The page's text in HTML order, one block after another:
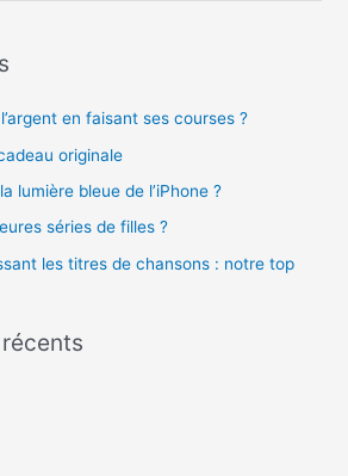
en faisant ses courses ?
originale
lumière bleue de l’iPhone ?
séries de filles ?
les titres de chansons : notre top